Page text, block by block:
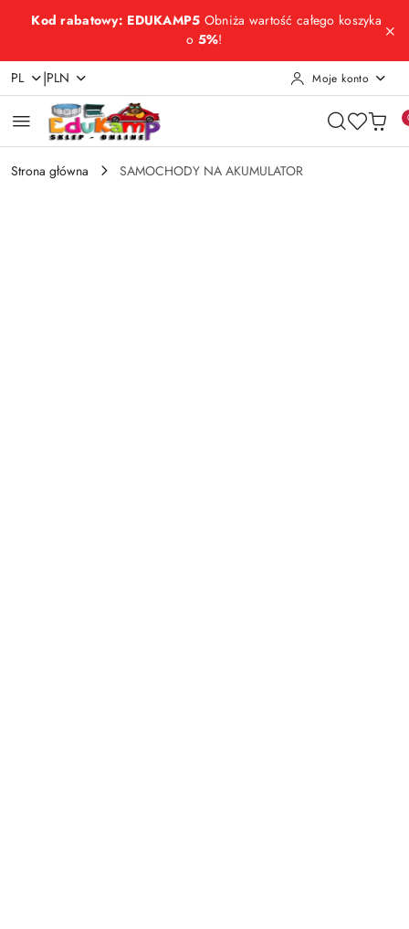
Przejdź do treści głównej
Przejdź do wyszukiwarki
Przejdź do moje konto
Przejdź do menu głównego
Przejdź do opisu produktu
Przejdź do stopki
Kod rabatowy: EDUKAMP5 Obniża wartość całego koszyka
o 5%!
PL |PLN Moje konto
Strona główna SAMOCHODY NA AKUMULATOR